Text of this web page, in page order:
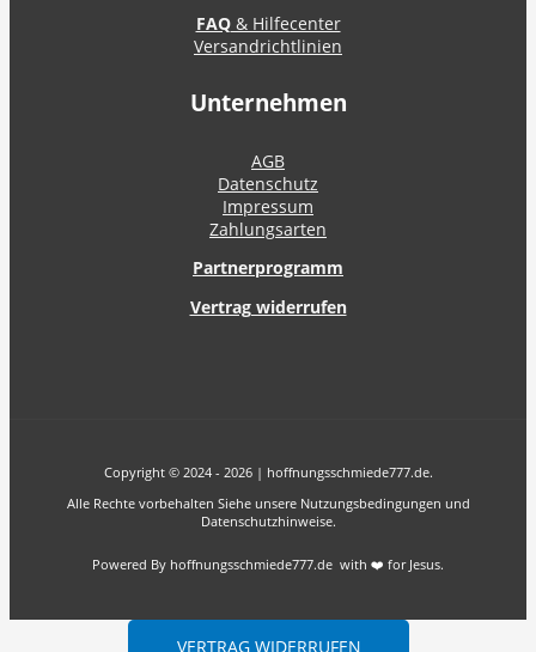
FAQ& Hilfecenter
Versandrichtlinien
Unternehmen
AGB
Datenschutz
Impressum
Zahlungsarten
Partnerprogramm
Vertrag widerrufen
Copyright © 2024 - 2026 | hoffnungsschmiede777.de.
Alle Rechte vorbehalten Siehe unsere Nutzungsbedingungen und
Datenschutzhinweise.
Powered By hoffnungsschmiede777.de with ❤️ for Jesus.
VERTRAG WIDERRUFEN